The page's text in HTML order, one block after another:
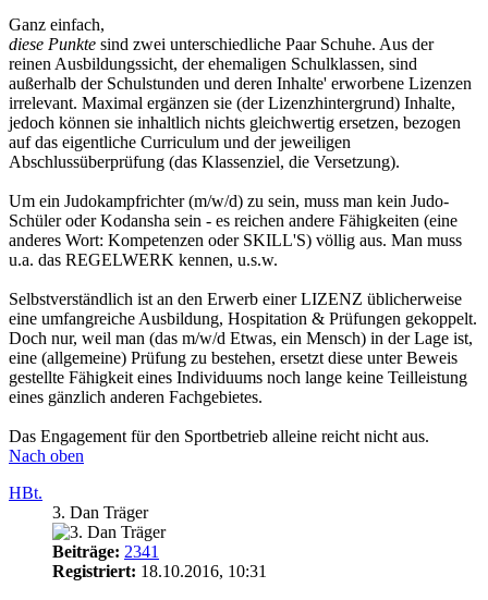
Ganz einfach,
diese Punkte sind zwei unterschiedliche Paar Schuhe. Aus der
reinen Ausbildungssicht, der ehemaligen Schulklassen, sind
außerhalb der Schulstunden und deren Inhalte' erworbene Lizenzen
irrelevant. Maximal ergänzen sie (der Lizenzhintergrund) Inhalte,
jedoch können sie inhaltlich nichts gleichwertig ersetzen, bezogen
auf das eigentliche Curriculum und der jeweiligen
Abschlussüberprüfung (das Klassenziel, die Versetzung).
Um ein Judokampfrichter (m/w/d) zu sein, muss man kein Judo-
Schüler oder Kodansha sein - es reichen andere Fähigkeiten (eine
anderes Wort: Kompetenzen oder SKILL'S) völlig aus. Man muss
u.a. das REGELWERK kennen, u.s.w.
Selbstverständlich ist an den Erwerb einer LIZENZ üblicherweise
eine umfangreiche Ausbildung, Hospitation & Prüfungen gekoppelt.
Doch nur, weil man (das m/w/d Etwas, ein Mensch) in der Lage ist,
eine (allgemeine) Prüfung zu bestehen, ersetzt diese unter Beweis
gestellte Fähigkeit eines Individuums noch lange keine Teilleistung
eines gänzlich anderen Fachgebietes.
Das Engagement für den Sportbetrieb alleine reicht nicht aus.
Nach oben
HBt.
3. Dan Träger
Beiträge: 2341
Registriert: 18.10.2016, 10:31